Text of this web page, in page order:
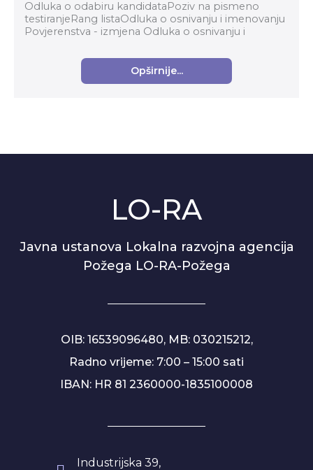
Odluka o odabiru kandidataPoziv na pismeno
testiranjeRang listaOdluka o osnivanju i imenovanju
Povjerenstva - izmjena Odluka o osnivanju i
kandidata Na...
Opširnije...
LO-RA
Javna ustanova Lokalna razvojna agencija
Požega LO-RA-Požega
OIB: 16539096480, MB: 030215212,
Radno vrijeme: 7:00 – 15:00 sati
IBAN: HR 81 2360000-1835100008
Industrijska 39,